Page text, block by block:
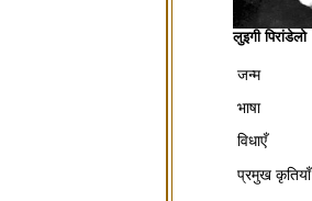
लुइगी पिरांडेलो
जन्म
भाषा
विधाएँ
प्रमुख कृतियाँ